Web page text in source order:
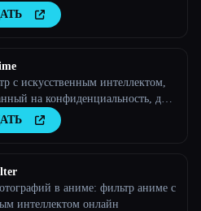
с искусственным интеллектом,
на конфиденциальность, для
в аниме: фильтр аниме с
интеллектом онлайн